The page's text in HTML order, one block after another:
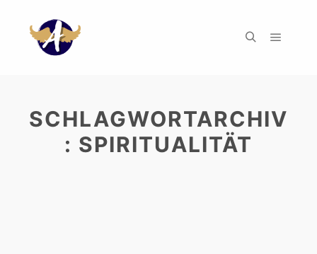
SCHLAGWORTARCHIV
: SPIRITUALITÄT